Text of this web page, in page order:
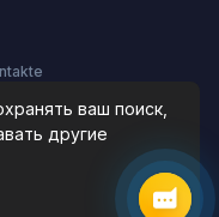
права защищены.
18:30
ваш поиск,
другие